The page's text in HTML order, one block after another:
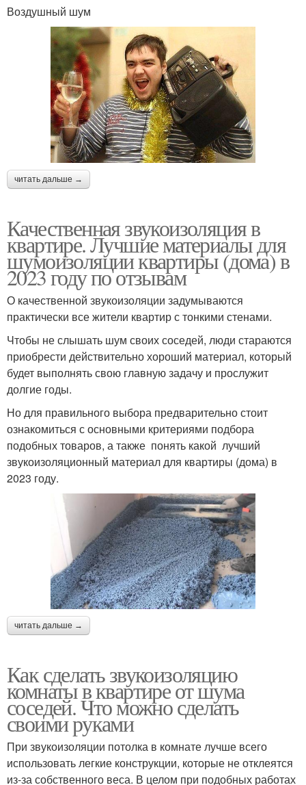
Воздушный шум
читать дальше →
Качественная звукоизоляция в
квартире. Лучшие материалы для
шумоизоляции квартиры (дома) в
2023 году по отзывам
О качественной звукоизоляции задумываются
практически все жители квартир с тонкими стенами.
Чтобы не слышать шум своих соседей, люди стараются
приобрести действительно хороший материал, который
будет выполнять свою главную задачу и прослужит
долгие годы.
Но для правильного выбора предварительно стоит
ознакомиться с основными критериями подбора
подобных товаров, а также понять какой лучший
звукоизоляционный материал для квартиры (дома) в
2023 году.
читать дальше →
Как сделать звукоизоляцию
комнаты в квартире от шума
соседей. Что можно сделать
своими руками
При звукоизоляции потолка в комнате лучше всего
использовать легкие конструкции, которые не отклеятся
из-за собственного веса. В целом при подобных работах